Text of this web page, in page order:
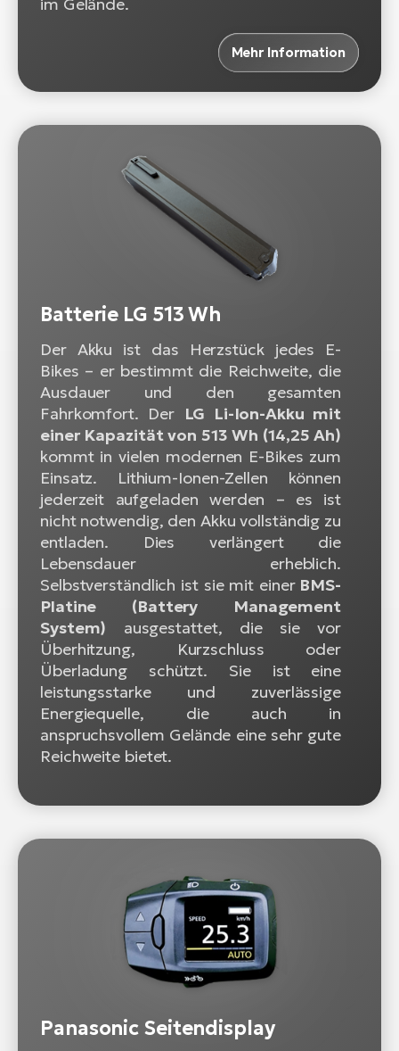
Mehr Information
Batterie LG 513 Wh
Der Akku ist das Herzstück jedes E-
Bikes – er bestimmt die Reichweite, die
Ausdauer und den gesamten
Fahrkomfort. Der LG Li-Ion-Akku mit
einer Kapazität von 513 Wh (14,25 Ah)
kommt in vielen modernen E-Bikes zum
Einsatz. Lithium-Ionen-Zellen können
jederzeit aufgeladen werden – es ist
nicht notwendig, den Akku vollständig zu
entladen. Dies verlängert die
Lebensdauer erheblich.
Selbstverständlich ist sie mit einerBMS-
Platine (Battery Management
System) ausgestattet, die sie vor
Überhitzung, Kurzschluss oder
Überladung schützt. Sie ist eine
leistungsstarke und zuverlässige
Energiequelle, die auch in
anspruchsvollem Gelände eine sehr gute
Reichweite bietet.
Panasonic Seitendisplay